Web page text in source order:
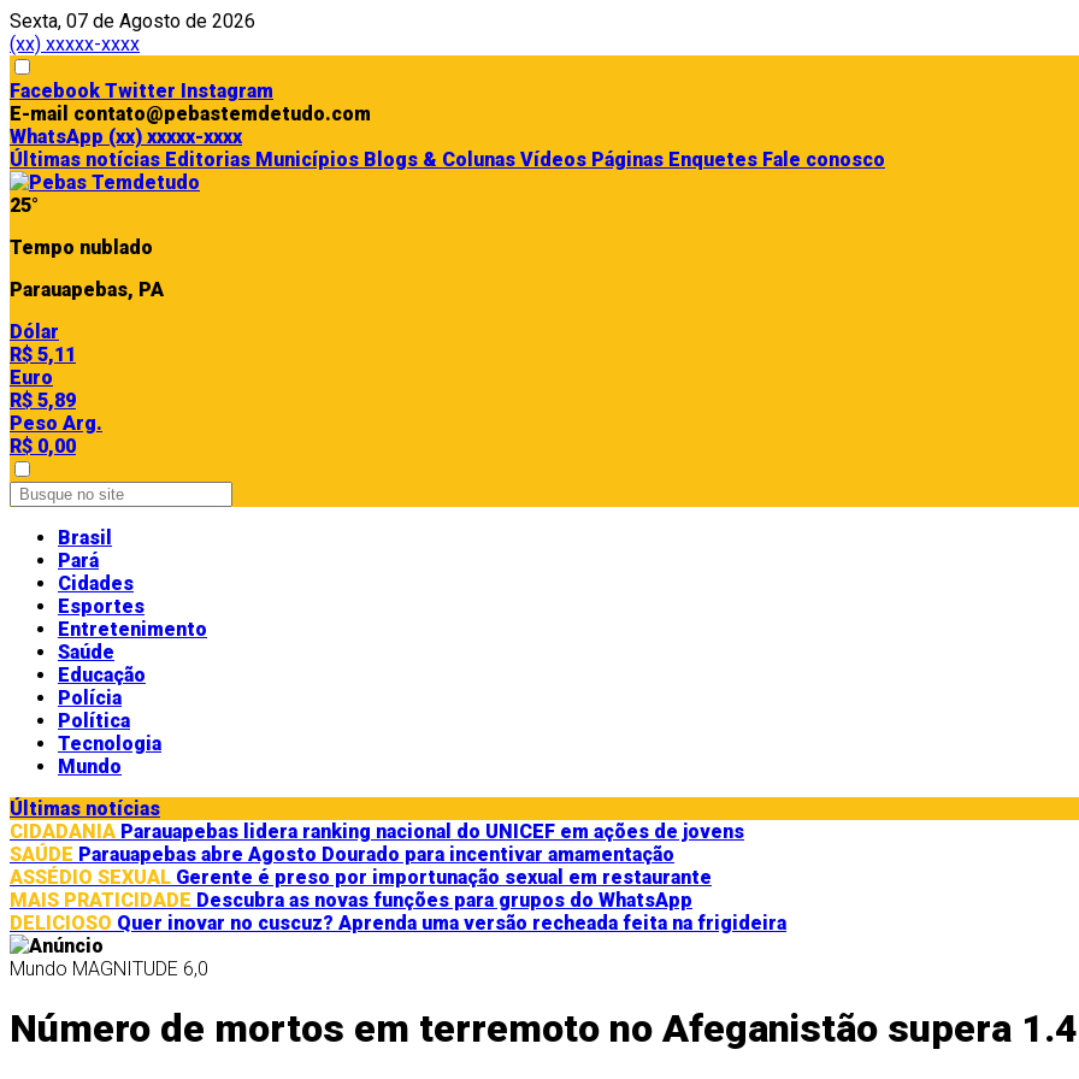
Sexta, 07 de Agosto de 2026
(xx) xxxxx-xxxx
Facebook Twitter Instagram
E-mail contato@pebastemdetudo.com
WhatsApp (xx) xxxxx-xxxx
Últimas notícias Editorias Municípios Blogs & Colunas Vídeos Páginas Enquetes Fale conosco
25°
Tempo nublado
Parauapebas, PA
Dólar
R$ 5,11
Euro
R$ 5,89
Peso Arg.
R$ 0,00
Brasil
Pará
Cidades
Esportes
Entretenimento
Saúde
Educação
Polícia
Política
Tecnologia
Mundo
Últimas notícias
CIDADANIA Parauapebas lidera ranking nacional do UNICEF em ações de jovens
SAÚDE Parauapebas abre Agosto Dourado para incentivar amamentação
ASSÉDIO SEXUAL Gerente é preso por importunação sexual em restaurante
MAIS PRATICIDADE Descubra as novas funções para grupos do WhatsApp
DELICIOSO Quer inovar no cuscuz? Aprenda uma versão recheada feita na frigideira
Mundo MAGNITUDE 6,0
Número de mortos em terremoto no Afeganistão supera